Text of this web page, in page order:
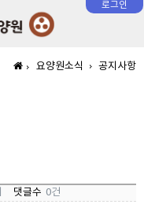
로그인
요양원소식 공지사항
댓글수 0건